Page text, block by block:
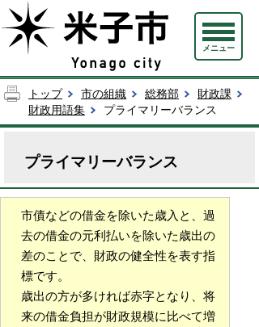
メニュー
トップ 市の組織 総務部
財政課
財政用語集
プライマリーバランス
プライマリーバランス
市債などの借金を除いた歳入と、過
去の借金の元利払いを除いた歳出の
差のことで、財政の健全性を表す指
標です。
歳出の方が多ければ赤字となり、将
来の借金負担が財政規模に比べて増